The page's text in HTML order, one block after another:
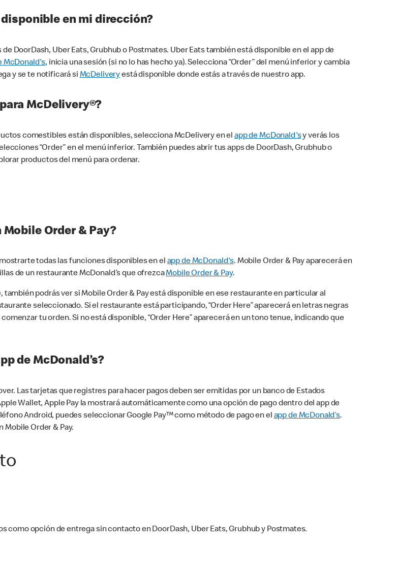
en mi dirección?
DoorDash, Uber Eats, Grubhub o Postmates. Uber Eats también está disponible en el app de
McDonald's, inicia una sesión (si no lo has hecho ya). Selecciona “Order” del menú inferior y cambia
y se te notificará si McDeliveryestá disponible donde estás a través de nuestro app.
McDelivery®?
comestibles están disponibles, selecciona McDelivery en elapp de McDonald'sy verás los
“Order” en el menú inferior. También puedes abrir tus apps de DoorDash, Grubhub o
productos del menú para ordenar.
Order & Pay?
todas las funciones disponibles en elapp de McDonald's. Mobile Order & Pay aparecerá en
de un restaurante McDonald’s que ofrezcaMobile Order & Pay.
podrás ver si Mobile Order & Pay está disponible en ese restaurante en particular al
seleccionado. Si el restaurante está participando, “Order Here” aparecerá en letras negras
tu orden. Si no está disponible, “Order Here” aparecerá en un tono tenue, indicando que
de McDonald’s?
Las tarjetas que registres para hacer pagos deben ser emitidas por un banco de Estados
Wallet, Apple Pay la mostrará automáticamente como una opción de pago dentro del app de
Android, puedes seleccionar Google Pay™ como método de pago en elapp de McDonald’s.
Mobile Order & Pay.
como opción de entrega sin contacto en DoorDash, Uber Eats, Grubhub y Postmates.